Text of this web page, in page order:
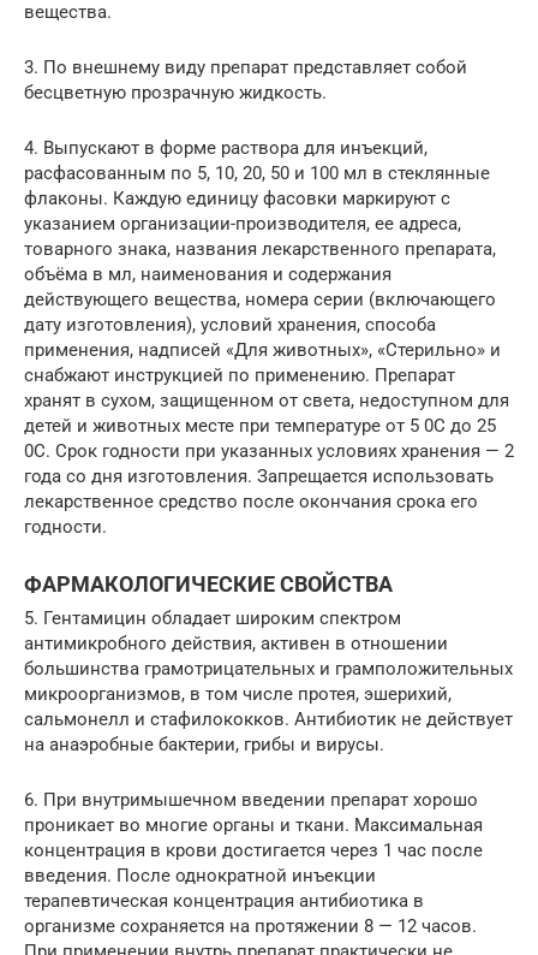
вещества.
3. По внешнему виду препарат представляет собой
бесцветную прозрачную жидкость.
4. Выпускают в форме раствора для инъекций,
расфасованным по 5, 10, 20, 50 и 100 мл в стеклянные
флаконы. Каждую единицу фасовки маркируют с
указанием организации-производителя, ее адреса,
товарного знака, названия лекарственного препарата,
объёма в мл, наименования и содержания
действующего вещества, номера серии (включающего
дату изготовления), условий хранения, способа
применения, надписей «Для животных», «Стерильно» и
снабжают инструкцией по применению. Препарат
хранят в сухом, защищенном от света, недоступном для
детей и животных месте при температуре от 5 0С до 25
0С. Срок годности при указанных условиях хранения — 2
года со дня изготовления. Запрещается использовать
лекарственное средство после окончания срока его
годности.
ФАРМАКОЛОГИЧЕСКИЕ СВОЙСТВА
5. Гентамицин обладает широким спектром
антимикробного действия, активен в отношении
большинства грамотрицательных и грамположительных
микроорганизмов, в том числе протея, эшерихий,
сальмонелл и стафилококков. Антибиотик не действует
на анаэробные бактерии, грибы и вирусы.
6. При внутримышечном введении препарат хорошо
проникает во многие органы и ткани. Максимальная
концентрация в крови достигается через 1 час после
введения. После однократной инъекции
терапевтическая концентрация антибиотика в
организме сохраняется на протяжении 8 — 12 часов.